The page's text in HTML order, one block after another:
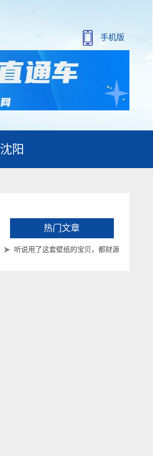
手机版
沈阳
热门文章
听说用了这套壁纸的宝贝，都财源